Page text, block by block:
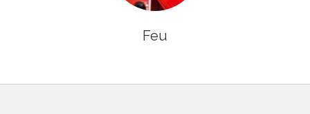
Feu